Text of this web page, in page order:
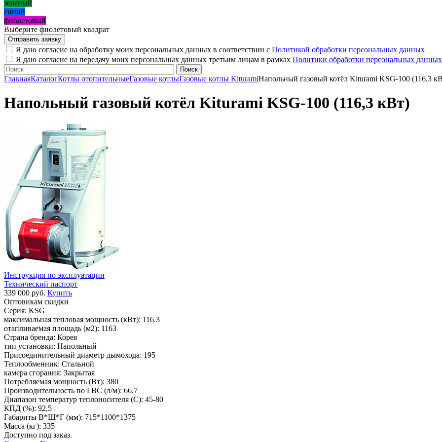
зеленый
синий
фиолетовый
Выберите фиолетовый квадрат
Я даю согласие на обработку моих персональных данных в соответствии с Политикой обработки персональных данных
Я даю согласие на передачу моих персональных данных третьим лицам в рамках Политики обработки персональных данных
ГлавнаяКаталогКотлы отопительныеГазовые котлыГазовые котлы KituramiНапольный газовый котёл Kiturami KSG-100 (116,3
Напольный газовый котёл Kiturami KSG-100 (116,3 кВт)
Инструкция по эксплуатации
Технический паспорт
339 000 руб. Купить
Оптовикам скидки
Серия: KSG
максимальная тепловая мощность (кВт): 116.3
отапливаемая площадь (м2): 1163
Страна бренда: Корея
тип установки: Напольный
Присоединительный диаметр дымохода: 195
Теплообменник: Стальной
камера сгорания: Закрытая
Потребляемая мощность (Вт): 380
Производительность по ГВС (л/м): 66,7
Диапазон температур теплоносителя (С): 45-80
КПД (%): 92,5
Габариты В*Ш*Г (мм): 715*1100*1375
Масса (кг): 335
Доступно под заказ.